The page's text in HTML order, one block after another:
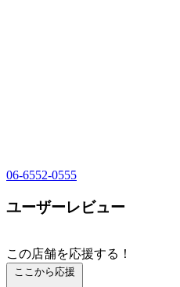
06-6552-0555
ユーザーレビュー
この店舗を応援する！
ここから応援